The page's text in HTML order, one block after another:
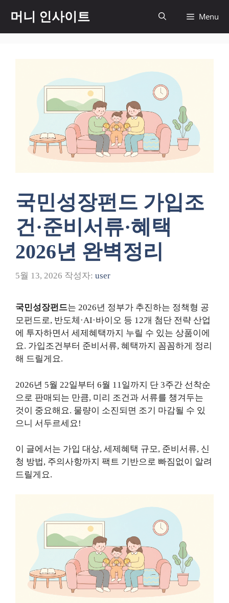
츠
머니 인사이트 Menu
국민성장펀드 가입조
건·준비서류·혜택
2026년 완벽정리
5월 13, 2026 작성자: user
국민성장펀드는 2026년 정부가 추진하는 정책형 공
모펀드로, 반도체·AI·바이오 등 12개 첨단 전략 산업
에 투자하면서 세제혜택까지 누릴 수 있는 상품이에
요. 가입조건부터 준비서류, 혜택까지 꼼꼼하게 정리
해 드릴게요.
2026년 5월 22일부터 6월 11일까지 단 3주간 선착순
으로 판매되는 만큼, 미리 조건과 서류를 챙겨두는
것이 중요해요. 물량이 소진되면 조기 마감될 수 있
으니 서두르세요!
이 글에서는 가입 대상, 세제혜택 규모, 준비서류, 신
청 방법, 주의사항까지 팩트 기반으로 빠짐없이 알려
드릴게요.